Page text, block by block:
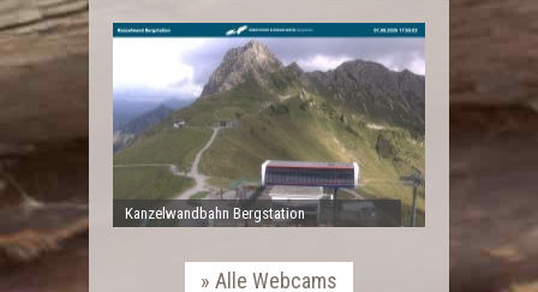
Kanzelwandbahn Bergstation
Alle Webcams